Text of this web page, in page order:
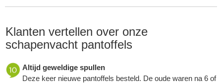
Klanten vertellen over onze
schapenvacht pantoffels
Altijd geweldige spullen
Deze keer nieuwe pantoffels besteld. De oude waren na 6 of